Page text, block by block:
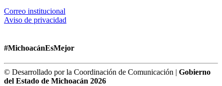
Correo institucional
Aviso de privacidad
#MichoacánEsMejor
© Desarrollado por la Coordinación de Comunicación | Gobierno
del Estado de Michoacán 2026